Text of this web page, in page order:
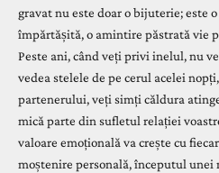
gravat nu este doar o bijuterie; este
împărtășită, o amintire păstrată vie
Peste ani, când veți privi inelul, nu
vedea stelele de pe cerul acelei
partenerului, veți simți căldura
mică parte din sufletul relației
valoare emoțională va crește cu
moștenire personală, începutul